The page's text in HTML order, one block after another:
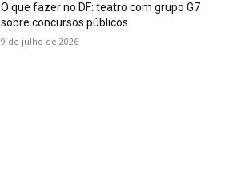
O que fazer no DF: teatro com grupo G7
sobre concursos públicos
9 de julho de 2026